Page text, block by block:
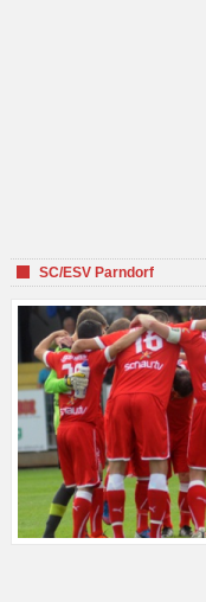
SC/ESV Parndorf